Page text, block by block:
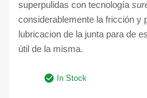
superpulidas con tecnología
considerablemente la fricción y
lubricacion de la junta para de
útil de la misma.
In Stock